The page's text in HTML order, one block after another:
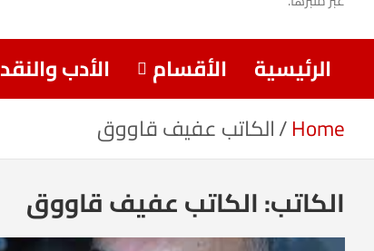
الرئيسية الأقسام الأدب والنقد
Home الكاتب عفيف قاووق
الكاتب:الكاتب عفيف قاووق